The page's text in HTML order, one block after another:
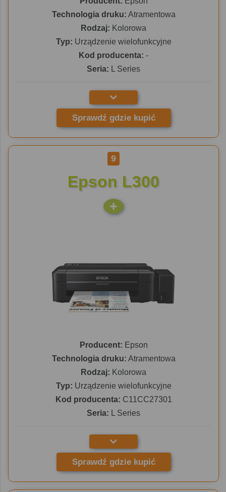
Technologia druku: Atramentowa
Rodzaj: Kolorowa
Typ: Urządzenie wielofunkcyjne
Kod producenta: -
Seria: L Series
Sprawdź gdzie kupić
9
Epson L300
Producent: Epson
Technologia druku: Atramentowa
Rodzaj: Kolorowa
Typ: Urządzenie wielofunkcyjne
Kod producenta: C11CC27301
Seria: L Series
Sprawdź gdzie kupić